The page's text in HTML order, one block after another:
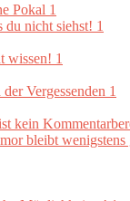
Pokal 1
du nicht siehst! 1
wissen! 1
Vergessenden 1
kein
bleibt wenigstens